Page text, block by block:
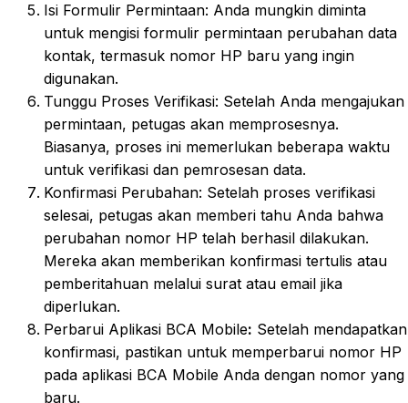
Isi Formulir Permintaan: Anda mungkin diminta
untuk mengisi formulir permintaan perubahan data
kontak, termasuk nomor HP baru yang ingin
digunakan.
Tunggu Proses Verifikasi: Setelah Anda mengajukan
permintaan, petugas akan memprosesnya.
Biasanya, proses ini memerlukan beberapa waktu
untuk verifikasi dan pemrosesan data.
Konfirmasi Perubahan: Setelah proses verifikasi
selesai, petugas akan memberi tahu Anda bahwa
perubahan nomor HP telah berhasil dilakukan.
Mereka akan memberikan konfirmasi tertulis atau
pemberitahuan melalui surat atau email jika
diperlukan.
Perbarui Aplikasi BCA Mobile: Setelah mendapatkan
konfirmasi, pastikan untuk memperbarui nomor HP
pada aplikasi BCA Mobile Anda dengan nomor yang
baru.